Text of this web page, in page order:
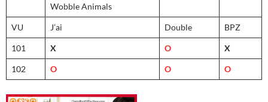
Wobble Animals
VU J’ai Double BPZ
101 X O X
102 O O O